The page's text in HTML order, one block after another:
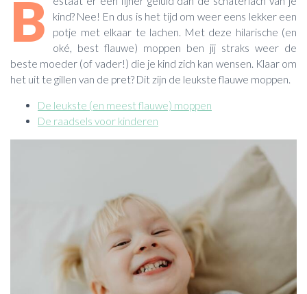
B
kind? Nee! En dus is het tijd om weer eens lekker een
potje met elkaar te lachen. Met deze hilarische (en
oké, best flauwe) moppen ben jij straks weer de
beste moeder (of vader!) die je kind zich kan wensen. Klaar om
het uit te gillen van de pret? Dit zijn de leukste flauwe moppen.
De leukste (en meest flauwe) moppen
De raadsels voor kinderen